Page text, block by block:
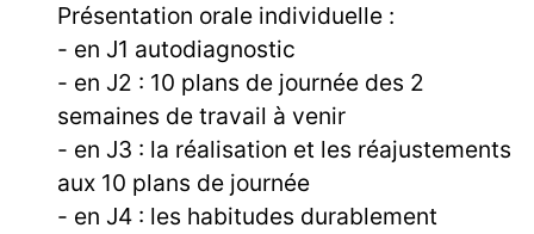
Présentation orale individuelle :
- en J1 autodiagnostic
- en J2 : 10 plans de journée des 2
semaines de travail à venir
- en J3 : la réalisation et les réajustements
aux 10 plans de journée
- en J4 : les habitudes durablement